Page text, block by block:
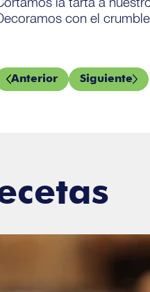
con el
Anterior Siguiente